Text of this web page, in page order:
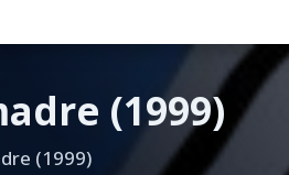
(1999)
(1999)